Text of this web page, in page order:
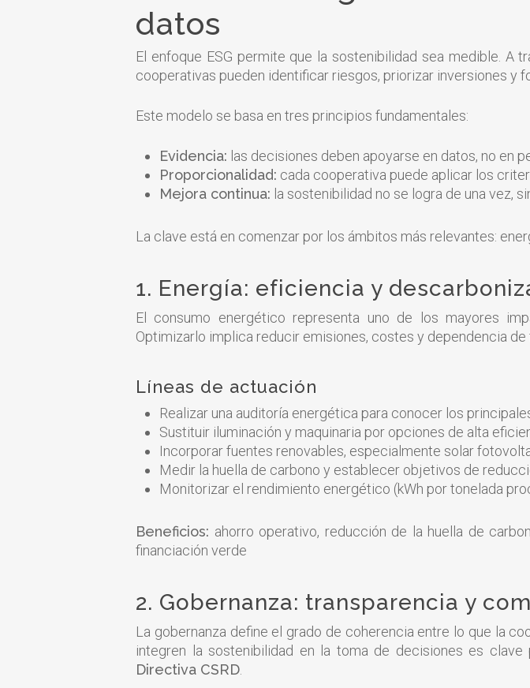
datos
El enfoque ESG permite que la sostenibilidad sea medible. A
cooperativas pueden identificar riesgos, priorizar inversiones y
Este modelo se basa en tres principios fundamentales:
Evidencia: las decisiones deben apoyarse en datos, no en
Proporcionalidad: cada cooperativa puede aplicar los
Mejora continua: la sostenibilidad no se logra de una vez,
La clave está en comenzar por los ámbitos más relevantes:
1. Energía: eficiencia y
El consumo energético representa uno de los mayores
Optimizarlo implica reducir emisiones, costes y dependencia de
Líneas de actuación
Realizar una auditoría energética para conocer los
Sustituir iluminación y maquinaria por opciones de alta
Incorporar fuentes renovables, especialmente solar
Medir la huella de carbono y establecer objetivos de
Monitorizar el rendimiento energético (kWh por tonelada
Beneficios: ahorro operativo, reducción de la huella de
financiación verde
2. Gobernanza: transparencia y
La gobernanza define el grado de coherencia entre lo que la
integren la sostenibilidad en la toma de decisiones es
Directiva CSRD